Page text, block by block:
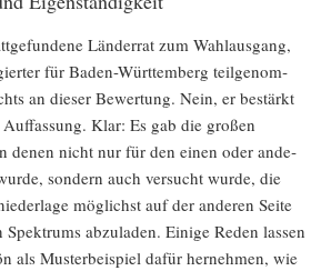
Län­der­rat zum Wahl­aus­gang,
für Baden-Würt­tem­berg teil­ge­nom­
an die­ser Bewer­tung. Nein, er bestärkt
Klar: Es gab die gro­ßen
denen nicht nur für den einen oder ande­
son­dern auch ver­sucht wur­de, die
mög­lichst auf der ande­ren Sei­te
abzu­la­den. Eini­ge Reden las­sen
als Mus­ter­bei­spiel dafür her­neh­men, wie